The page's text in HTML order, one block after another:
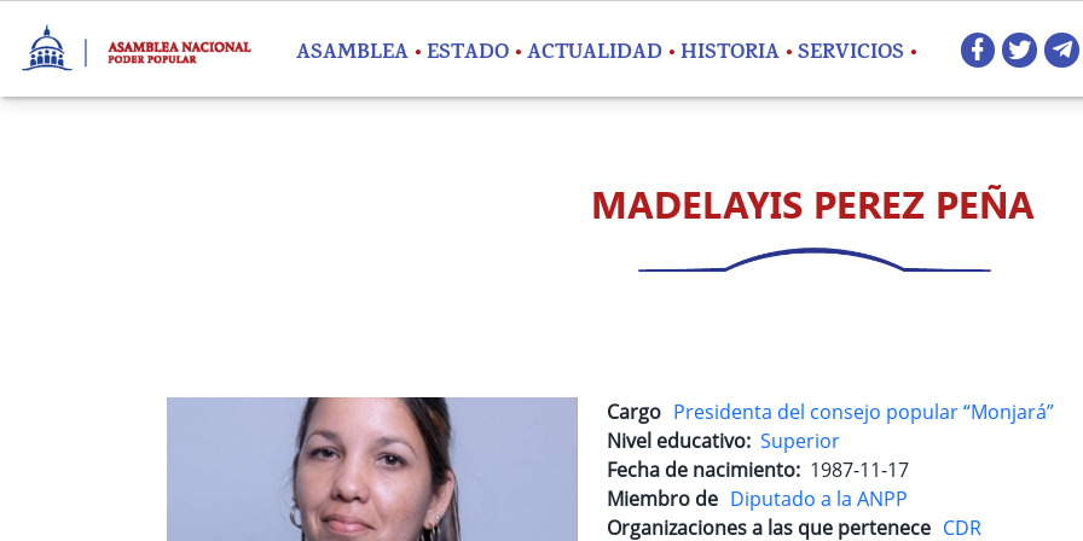
ASAMBLEA ESTADO ACTUALIDAD HISTORIA SERVICIOS
MADELAYIS PEREZ PEÑA
Cargo Presidenta del consejo popular “Monjará”
Nivel educativo Superior
Fecha de nacimiento 1987-11-17
Miembro de Diputado a la ANPP
Organizaciones a las que pertenece CDR